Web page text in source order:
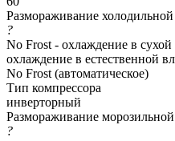
Размораживание
?
No Frost - охлаждение в
охлаждение в естественной
No Frost (автоматическое)
Тип компрессора
инверторный
Размораживание
?